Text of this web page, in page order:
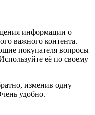
информации о
важного контента.
покупателя вопросы
её по своему
изменив одну
удобно.